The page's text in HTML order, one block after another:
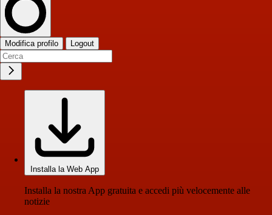
Modifica profilo Logout
Installa la Web App
Installa la nostra App gratuita e accedi più velocemente alle
notizie